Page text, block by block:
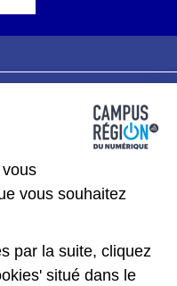
vous souhaitez
par la suite, cliquez
situé dans le